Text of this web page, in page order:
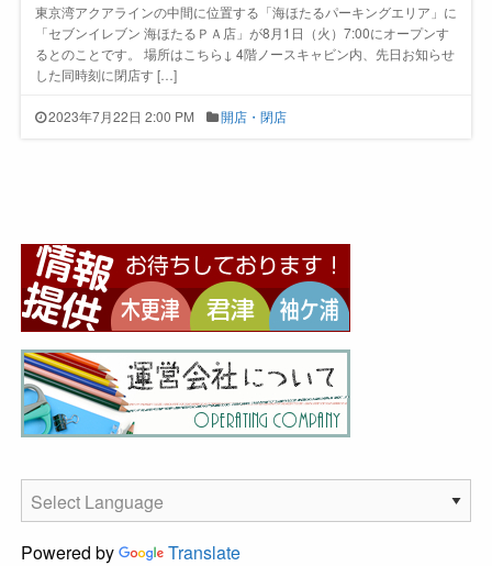
東京湾アクアラインの中間に位置する「海ほたるパーキングエリア」に
「セブンイレブン 海ほたるＰＡ店」が8月1日（火）7:00にオープンす
るとのことです。 場所はこちら↓ 4階ノースキャビン内、先日お知らせ
した同時刻に閉店す […]
2023年7月22日 2:00 PM 開店・閉店
Powered by Translate